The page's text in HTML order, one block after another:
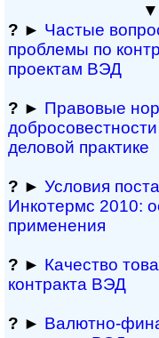
▼
? ► Частые
проблемы по
проектам ВЭД
? ► Правовые
деловой практике
? ► Условия
Инкотермс 2010:
применения
? ► Качество
контракта ВЭД
? ► Валютно-